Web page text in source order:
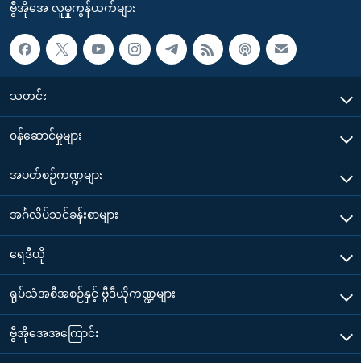
ဗွီအိုအေ လူမှုကွန်ယက်များ
သတင်း
၀န်ဆောင်မှုများ
အပတ်စဉ်ကဏ္ဍများ
အင်္ဂလိပ်သင်ခန်းစာများ
ရေဒီယို
ရုပ်သံအစီအစဉ်နှင့် ဗွီဒီယိုကဏ္ဍများ
ဗွီအိုအေအကြောင်း